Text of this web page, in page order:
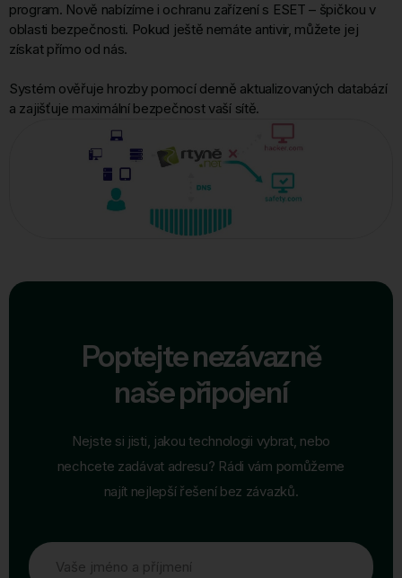
program. Nově nabízíme i ochranu zařízení s ESET – špičkou v
oblasti bezpečnosti. Pokud ještě nemáte antivir, můžete jej
získat přímo od nás.
Systém ověřuje hrozby pomocí denně aktualizovaných databází
a zajišťuje maximální bezpečnost vaší sítě.
Poptejte nezávazně
naše připojení
Nejste si jisti, jakou technologii vybrat, nebo
nechcete zadávat adresu? Rádi vám pomůžeme
najít nejlepší řešení bez závazků.
Vaše jméno a příjmení